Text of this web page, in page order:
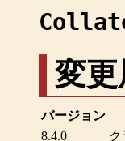
変
バージョン
8.4.0